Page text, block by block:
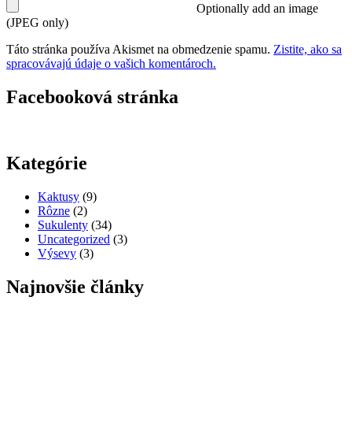
Optionally add an image
(JPEG only)
Táto stránka používa Akismet na obmedzenie spamu. Zistite, ako sa
spracovávajú údaje o vašich komentároch.
Facebooková stránka
Kategórie
Kaktusy (9)
Rôzne (2)
Sukulenty (34)
Uncategorized (3)
Výsevy (3)
Najnovšie články